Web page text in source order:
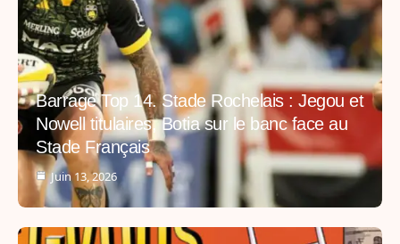
Barrage Top 14. Stade Rochelais : Jegou et
Nowell titulaires, Botia sur le banc face au
Stade Français
Juin 13, 2026